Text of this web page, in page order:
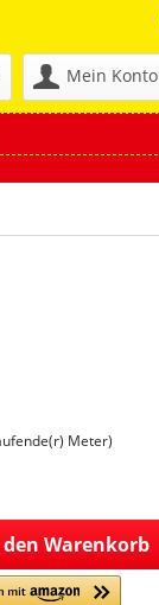
Mein Konto
Meter)
Warenkorb